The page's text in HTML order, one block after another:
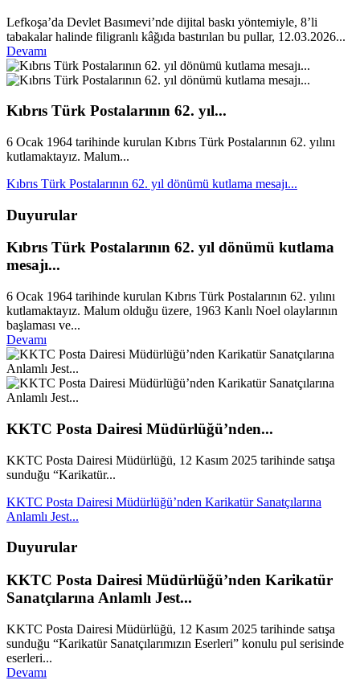
Lefkoşa’da Devlet Basımevi’nde dijital baskı yöntemiyle, 8’li
tabakalar halinde filigranlı kâğıda bastırılan bu pullar, 12.03.2026...
Devamı
Kıbrıs Türk Postalarının 62. yıl...
6 Ocak 1964 tarihinde kurulan Kıbrıs Türk Postalarının 62. yılını
kutlamaktayız. Malum...
Kıbrıs Türk Postalarının 62. yıl dönümü kutlama mesajı...
Duyurular
Kıbrıs Türk Postalarının 62. yıl dönümü kutlama
mesajı...
6 Ocak 1964 tarihinde kurulan Kıbrıs Türk Postalarının 62. yılını
kutlamaktayız. Malum olduğu üzere, 1963 Kanlı Noel olaylarının
başlaması ve...
Devamı
KKTC Posta Dairesi Müdürlüğü’nden...
KKTC Posta Dairesi Müdürlüğü, 12 Kasım 2025 tarihinde satışa
sunduğu “Karikatür...
KKTC Posta Dairesi Müdürlüğü’nden Karikatür Sanatçılarına
Anlamlı Jest...
Duyurular
KKTC Posta Dairesi Müdürlüğü’nden Karikatür
Sanatçılarına Anlamlı Jest...
KKTC Posta Dairesi Müdürlüğü, 12 Kasım 2025 tarihinde satışa
sunduğu “Karikatür Sanatçılarımızın Eserleri” konulu pul serisinde
eserleri...
Devamı